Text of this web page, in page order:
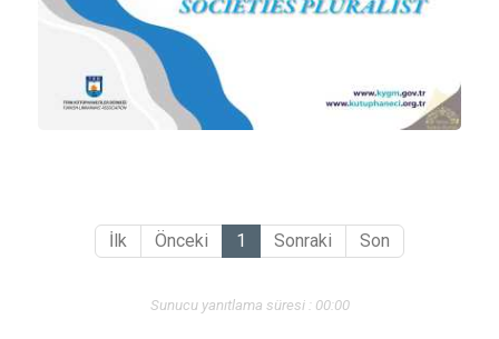
İlk Önceki 1 Sonraki Son
Sunucu yanıtlama süresi : 00:00